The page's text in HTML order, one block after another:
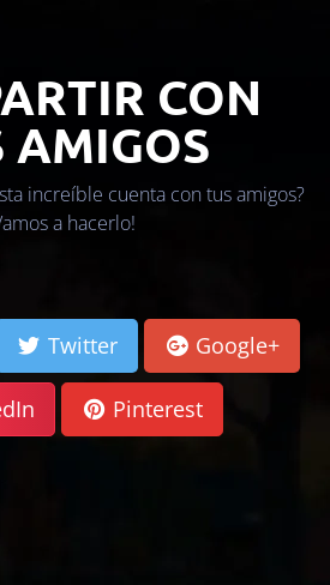
CON
AMIGOS
increíble cuenta con tus amigos?
a hacerlo!
Twitter Google+
Pinterest